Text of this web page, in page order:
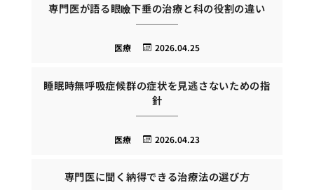
専門医が語る眼瞼下垂の治療と科の役割の違い
2026.04.25
医療
睡眠時無呼吸症候群の症状を見逃さないための指
針
2026.04.23
医療
専門医に聞く納得できる治療法の選び方